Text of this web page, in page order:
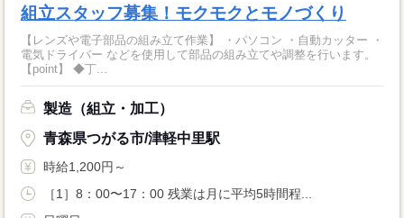
組立スタッフ募集！モクモクとモノづくり
【レンズや電子部品の組み立て作業】 ・パソコン ・自動カッター ・
電気ドライバー などを使用して部品の組み立てや調整を行います。
【point】 ◆丁...
製造（組立・加工）
青森県つがる市/津軽中里駅
時給1,200円～
［1］8：00〜17：00 残業は月に平均5時間程...